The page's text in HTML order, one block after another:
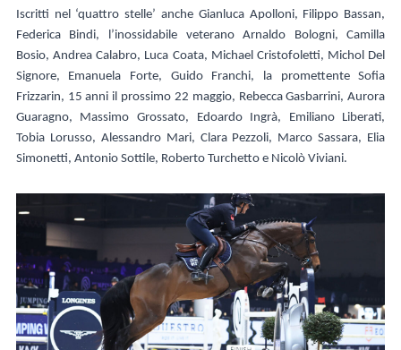
Iscritti nel ‘quattro stelle’ anche Gianluca Apolloni, Filippo Bassan,
Federica Bindi, l’inossidabile veterano Arnaldo Bologni, Camilla
Bosio, Andrea Calabro, Luca Coata, Michael Cristofoletti, Michol Del
Signore, Emanuela Forte, Guido Franchi, la promettente Sofia
Frizzarin, 15 anni il prossimo 22 maggio, Rebecca Gasbarrini, Aurora
Guaragno, Massimo Grossato, Edoardo Ingrà, Emiliano Liberati,
Tobia Lorusso, Alessandro Mari, Clara Pezzoli, Marco Sassara, Elia
Simonetti, Antonio Sottile, Roberto Turchetto e Nicolò Viviani.